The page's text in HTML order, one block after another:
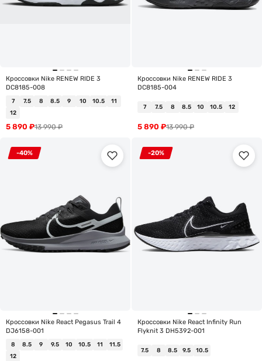
Кроссовки Nike RENEW RIDE 3
DC8185-008
7 7.5 8 8.5 9 10 10.5
11
12
13 990₽
5 890 ₽
Кроссовки Nike RENEW RIDE 3
DC8185-004
7 7.5 8 8.5 10 10.5 12
13 990₽
5 890 ₽
-40%
Кроссовки Nike React Pegasus Trail 4
DJ6158-001
8 8.5 9 9.5 10 10.5 11
11.5
12
-20%
Кроссовки Nike React Infinity Run
Flyknit 3 DH5392-001
7.5 8 8.5 9.5 10.5